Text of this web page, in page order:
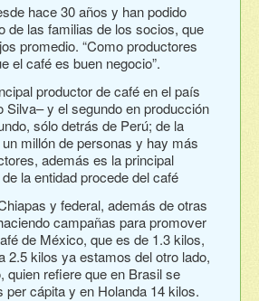
hace 30 años y han podido
de las familias de los socios, que
promedio. “Como productores
el café es buen negocio”.
productor de café en el país
y el segundo en producción
sólo detrás de Perú; de la
millón de personas y hay más
además es la principal
la entidad procede del café
y federal, además de otras
campañas para promover
de México, que es de 1.3 kilos,
2.5 kilos ya estamos del otro lado,
quien refiere que en Brasil se
per cápita y en Holanda 14 kilos.